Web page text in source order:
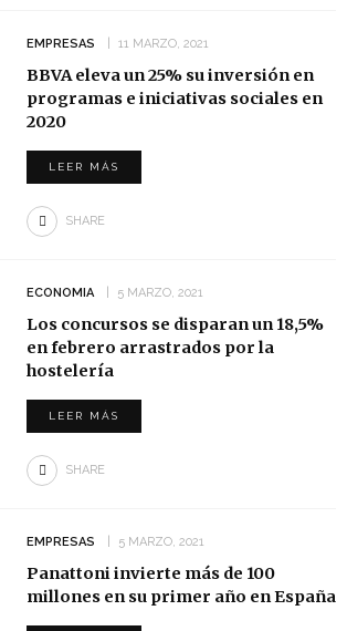
EMPRESAS 11 MARZO, 2021
BBVA eleva un 25% su inversión en
programas e iniciativas sociales en
2020
LEER MÁS
SHARE
ECONOMIA 5 MARZO, 2021
Los concursos se disparan un 18,5%
en febrero arrastrados por la
hostelería
LEER MÁS
SHARE
EMPRESAS 5 MARZO, 2021
Panattoni invierte más de 100
millones en su primer año en España